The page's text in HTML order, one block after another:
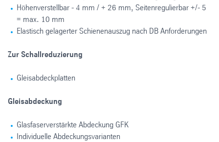
Höhenverstellbar - 4 mm / + 26 mm, Seitenregulierbar +/- 5
= max. 10 mm
Elastisch gelagerter Schienenauszug nach DB Anforderungen
Zur Schallreduzierung
Gleisabdeckplatten
Gleisabdeckung
Glasfaserverstärkte Abdeckung GFK
Individuelle Abdeckungsvarianten